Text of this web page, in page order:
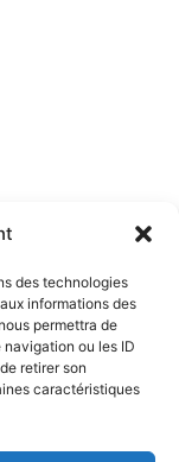
des technologies
informations des
permettra de
ou les ID
retirer son
caractéristiques